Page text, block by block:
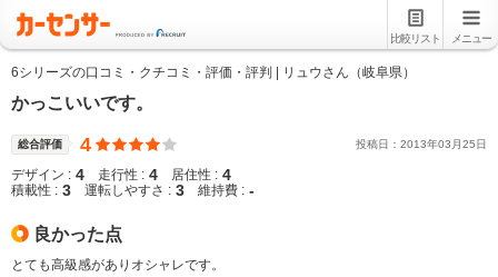
比較リスト メニュー
6シリーズの口コミ・クチコミ・評価・評判 | リュウさん（岐阜県）
かっこいいです。
総合評価 4 投稿日： 2013年03 月25日
デザイン : 4 走行性 : 4 居住性 : 4
積載性 : 3 運転しやすさ : 3 維持費 : -
良かった点
とても高級感がありオシャレです。